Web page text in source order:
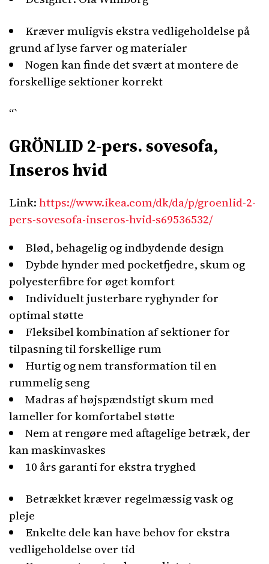
Kræver muligvis ekstra vedligeholdelse på
grund af lyse farver og materialer
Nogen kan finde det svært at montere de
forskellige sektioner korrekt
“`
GRÖNLID 2-pers. sovesofa,
Inseros hvid
Link:https://www.ikea.com/dk/da/p/groenlid-2-
pers-sovesofa-inseros-hvid-s69536532/
Blød, behagelig og indbydende design
Dybde hynder med pocketfjedre, skum og
polyesterfibre for øget komfort
Individuelt justerbare ryghynder for
optimal støtte
Fleksibel kombination af sektioner for
tilpasning til forskellige rum
Hurtig og nem transformation til en
rummelig seng
Madras af højspændstigt skum med
lameller for komfortabel støtte
Nem at rengøre med aftagelige betræk, der
kan maskinvaskes
10 års garanti for ekstra tryghed
Betrækket kræver regelmæssig vask og
pleje
Enkelte dele kan have behov for ekstra
vedligeholdelse over tid